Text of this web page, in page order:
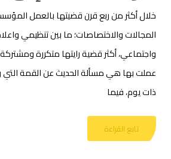
خلال أكثر من ربع قرن قضيتها بالعمل
المجالات والاختصاصات؛ ما بين تنظيمي
واجتماعي، أكثر قضية رايتها متكررة
عملت بها هي مسألة الحديث عن القمة
ذات يوم، فيما
تابع القراءة